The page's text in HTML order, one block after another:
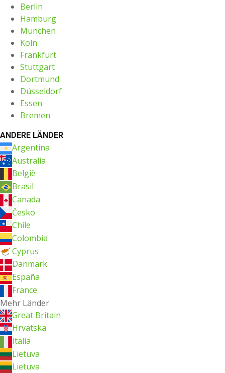
Berlin
Hamburg
München
Köln
Frankfurt
Stuttgart
Dortmund
Düsseldorf
Essen
Bremen
ANDERE LÄNDER
Argentina
Australia
België
Brasil
Canada
Česko
Chile
Colombia
Cyprus
Danmark
España
France
Mehr Länder
Great Britain
Hrvatska
Italia
Lietuva
Lietuva